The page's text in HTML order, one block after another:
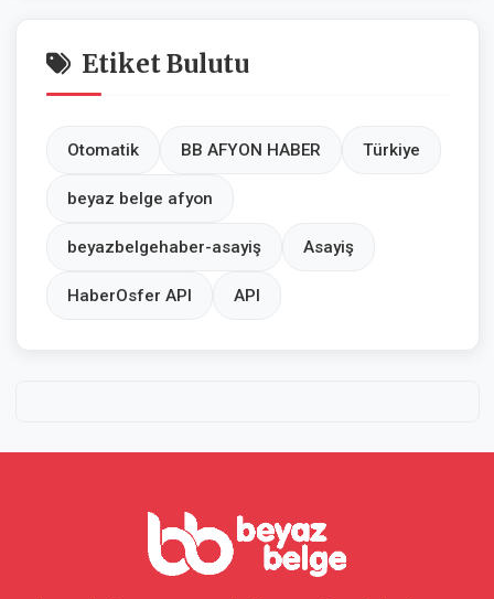
Etiket Bulutu
Otomatik BB AFYON HABER Türkiye
beyaz belge afyon
beyazbelgehaber-asayiş Asayiş
HaberOsfer API API